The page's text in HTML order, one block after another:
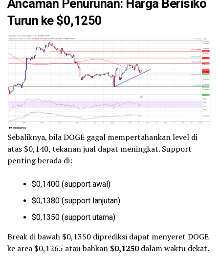
Ancaman Penurunan: Harga Berisiko
Turun ke $0,1250
Sebaliknya, bila DOGE gagal mempertahankan level di
atas $0,140, tekanan jual dapat meningkat. Support
penting berada di:
$0,1400 (support awal)
$0,1380 (support lanjutan)
$0,1350 (support utama)
Break di bawah $0,1350 diprediksi dapat menyeret DOGE
ke area $0,1265 atau bahkan $0,1250dalam waktu dekat.